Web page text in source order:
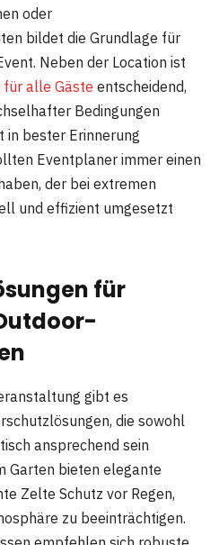
oder
bildet die Grundlage für
Neben der Location ist
alle Gäste entscheidend,
Bedingungen
in bester Erinnerung
Eventplaner immer einen
der bei extremen
und effizient umgesetzt
für
gibt es
die sowohl
ansprechend sein
Garten bieten elegante
Zelte Schutz vor Regen,
zu beeinträchtigen.